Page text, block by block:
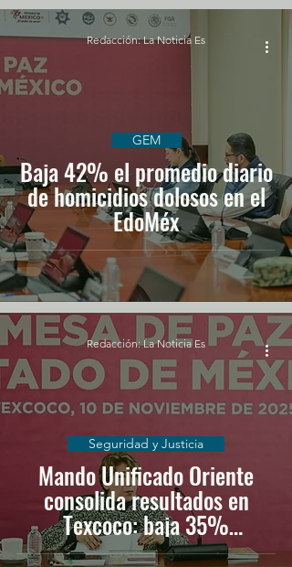
Baja 42% el promedio diario
de homicidios dolosos en el
EdoMéx
GEM
Redacción: La Noticia Es
Mando Unificado Oriente
consolida resultados en
Texcoco: baja 35%
homicidios dolosos
Seguridad y Justicia
Redacción: La Noticia Es